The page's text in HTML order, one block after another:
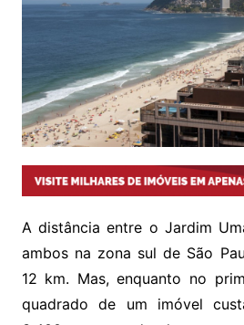
A distância entre o Jardim
ambos na zona sul de São
12 km. Mas, enquanto no
quadrado de um imóvel